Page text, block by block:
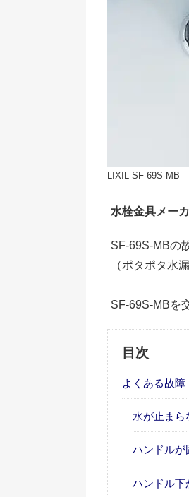
LIXIL SF-69S-MB
水栓金具メー
SF-69S-MBの
（ポタポタ水
SF-69S-MBを
目次
よくある故障
水が止まら
ハンドルが
ハンドル下